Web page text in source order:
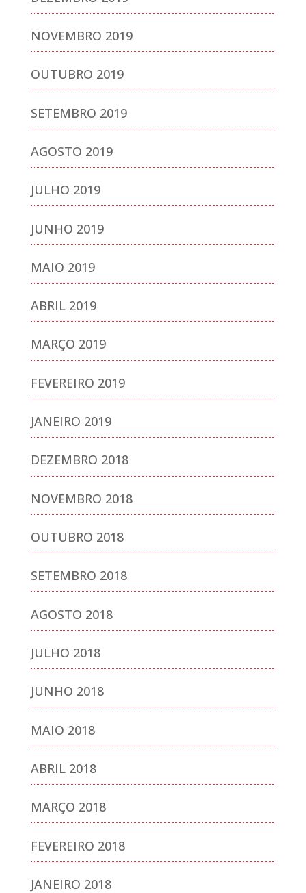
NOVEMBRO 2019
OUTUBRO 2019
SETEMBRO 2019
AGOSTO 2019
JULHO 2019
JUNHO 2019
MAIO 2019
ABRIL 2019
MARÇO 2019
FEVEREIRO 2019
JANEIRO 2019
DEZEMBRO 2018
NOVEMBRO 2018
OUTUBRO 2018
SETEMBRO 2018
AGOSTO 2018
JULHO 2018
JUNHO 2018
MAIO 2018
ABRIL 2018
MARÇO 2018
FEVEREIRO 2018
JANEIRO 2018